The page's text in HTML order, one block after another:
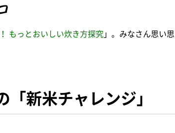
もっとおいしい炊き方探究 」。みなさん思い
「新米チャレンジ」